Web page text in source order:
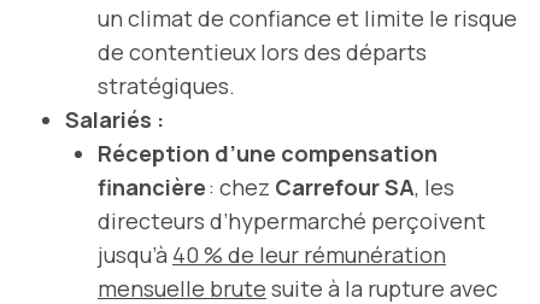
un climat de confiance et limite le risque
de contentieux lors des départs
stratégiques.
Salariés :
Réception d’une compensation
financière: chez Carrefour SA, les
directeurs d’hypermarché perçoivent
jusqu’à 40 % de leur rémunération
mensuelle brute suite à la rupture avec